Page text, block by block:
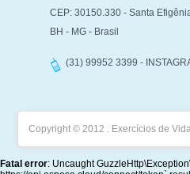
CEP: 30150.330 - Santa
BH - MG - Brasil
(31) 99952 3399 -
Copyright © 2012 . Exercícios de
Fatal error: Uncaught